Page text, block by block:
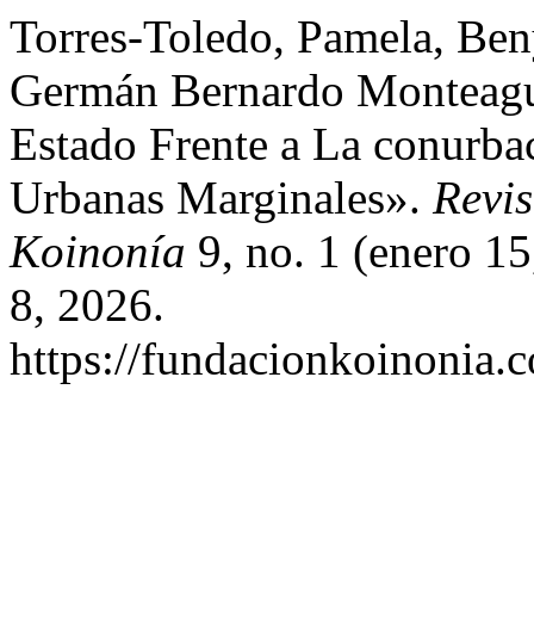
Torres-Toledo, Pamela,
Germán Bernardo
Estado Frente a La
Urbanas Marginales».
Koinonía 9, no. 1 (enero
8, 2026.
https://